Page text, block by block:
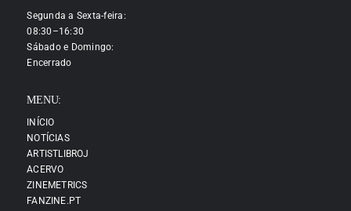
Segunda a Sexta-feira:
08:30–16:30
Sábado e Domingo:
Encerrado
MENU:
INÍCIO
NOTÍCIAS
ARTISTLIBROJ
ACERVO
ZINEMETRICS
FANZINE.PT